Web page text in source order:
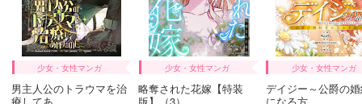
融点～とけあい～【タテヨミ】第29話
82円 (税込)
カート
試し読み
あらすじを表示する
少女・女性マンガ
男主人公のトラウマを治
少女・女性マンガ
略奪された花嫁【特装
少女・女性マンガ
デイジー～公爵の